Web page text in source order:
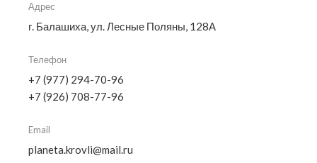
Адрес
г. Балашиха, ул. Лесные Поляны, 128А
Телефон
+7 (977) 294-70-96
+7 (926) 708-77-96
Email
planeta.krovli@mail.ru